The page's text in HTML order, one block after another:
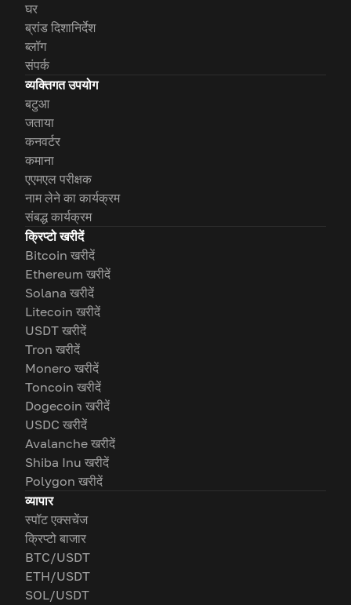
घर
ब्रांड दिशानिर्देश
ब्लॉग
संपर्क
व्यक्तिगत उपयोग
बटुआ
जताया
कनवर्टर
कमाना
एएमएल परीक्षक
नाम लेने का कार्यक्रम
संबद्ध कार्यक्रम
क्रिप्टो खरीदें
Bitcoin खरीदें
Ethereum खरीदें
Solana खरीदें
Litecoin खरीदें
USDT खरीदें
Tron खरीदें
Monero खरीदें
Toncoin खरीदें
Dogecoin खरीदें
USDC खरीदें
Avalanche खरीदें
Shiba Inu खरीदें
Polygon खरीदें
व्यापार
स्पॉट एक्सचेंज
क्रिप्टो बाजार
BTC/USDT
ETH/USDT
SOL/USDT